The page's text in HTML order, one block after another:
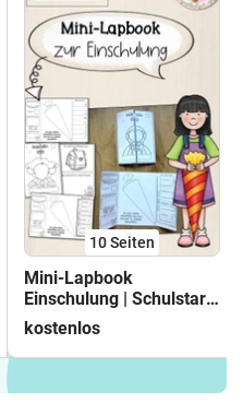
📸 Mehr
🔗 Folge
@grundschul_rose 📌
🌐 Website:
rose.de 📩 Fragen oder
mir eine Mail:
rose.de 🌹
10Seiten
Mini-Lapbook
Einschulung | Schulstart
Klasse 1
kostenlos